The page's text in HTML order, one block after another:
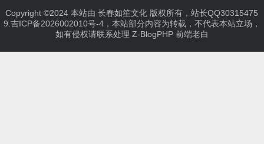
Copyright ©2024 本站由 长春如笙文化 版权所有，站长QQ30315475
9. 吉ICP备2026002010号-4，本站部分内容为转载，不代表本站立场，
如有侵权请联系处理 Z-BlogPHP 前端老白